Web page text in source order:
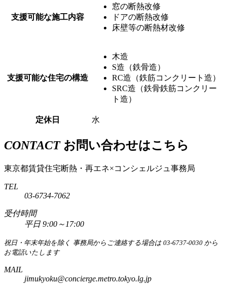
支援可能な施工内容
窓の断熱改修
ドアの断熱改修
床壁等の断熱材改修
支援可能な住宅の構造
木造
S造（鉄骨造）
RC造（鉄筋コンクリート造）
SRC造（鉄骨鉄筋コンクリー
ト造）
定休日 水
CONTACT お問い合わせはこちら
東京都賃貸住宅断熱・再エネ×コンシェルジュ事務局
TEL
03-6734-7062
受付時間
平日 9:00～17:00
祝日・年末年始を除く 事務局からご連絡する場合は 03-6737-0030 から
お電話いたします
MAIL
jimukyoku@concierge.metro.tokyo.lg.jp